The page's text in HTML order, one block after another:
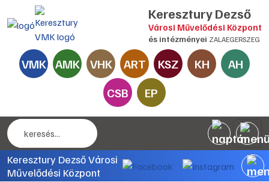
Keresztury Dezső
Városi Művelődési Központ
és intézményei ZALAEGERSZEG
VMK AMK VHK ART KSZ KH
AH
CSB
EP
Keresztury Dezső Városi
Művelődési Központ